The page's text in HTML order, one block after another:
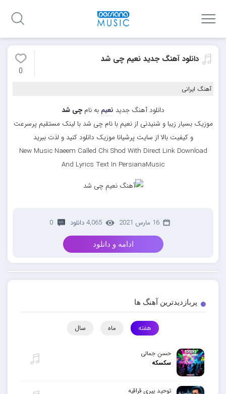
دانلود آهنگ جدید نعیم چی شد
0
آهنگ ایرانی
دانلود آهنگ جدید نعیم به نامچی شد
موزیک بسیار زیبا و شنیدنی از نعیم با نام چی شد با لینک مستقیم پرسرعت
و کیفیت بالا از سایت پرشیانا موزیک دانلود کنید و لذت ببرید
New Music Naeem Called Chi Shod With Direct Link Download
And Lyrics Text In PersianaMusic
16 مارس 2021 4,065 دانلود 0
ادامه و دانلود
پربازدیدترین آهنگ ها
هفته ماه سال
حسن جمالی
سکسکه
توحید پیری قراقیه